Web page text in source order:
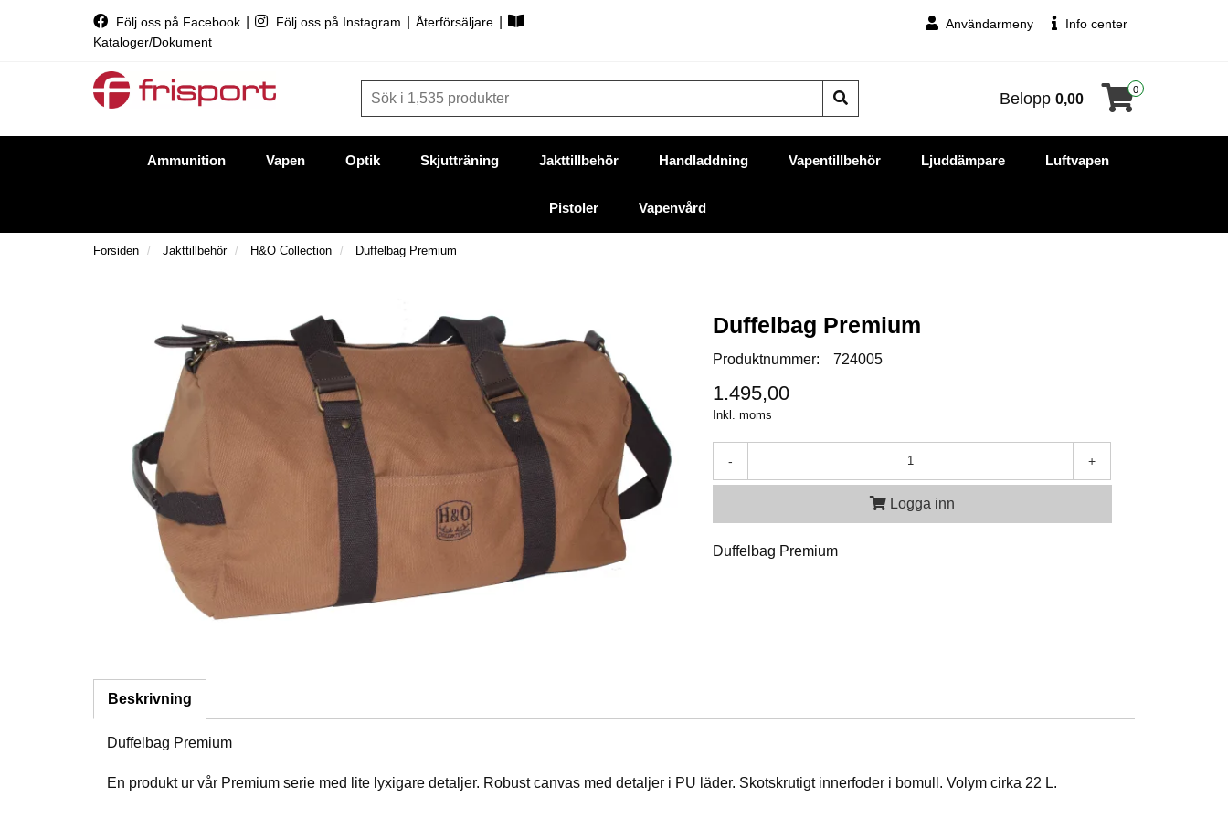
Följ oss på Facebook Följ oss på Instagram Återförsäljare
Kataloger/Dokument
Användarmeny Info center
Belopp 0,00
0
Ammunition Vapen Optik Skjutträning Jakttillbehör Handladdning Vapentillbehör Ljuddämpare Luftvapen
Pistoler Vapenvård
Forsiden Jakttillbehör H&O Collection Duffelbag Premium
Duffelbag Premium
Produktnummer: 724005
1.495,00
Inkl. moms
- +
Logga inn
Duffelbag Premium
Beskrivning
Duffelbag Premium
En produkt ur vår Premium serie med lite lyxigare detaljer. Robust canvas med detaljer i PU läder. Skotskrutigt innerfoder i bomull. Volym cirka 22 L.